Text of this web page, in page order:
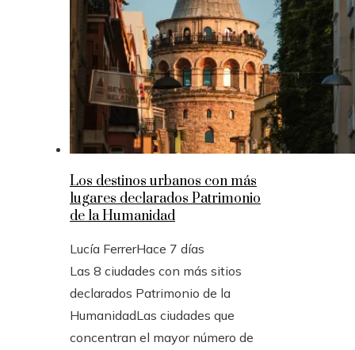
Los destinos urbanos con más
lugares declarados Patrimonio
de la Humanidad
Lucía FerrerHace 7 días
Las 8 ciudades con más sitios
declarados Patrimonio de la
HumanidadLas ciudades que
concentran el mayor número de